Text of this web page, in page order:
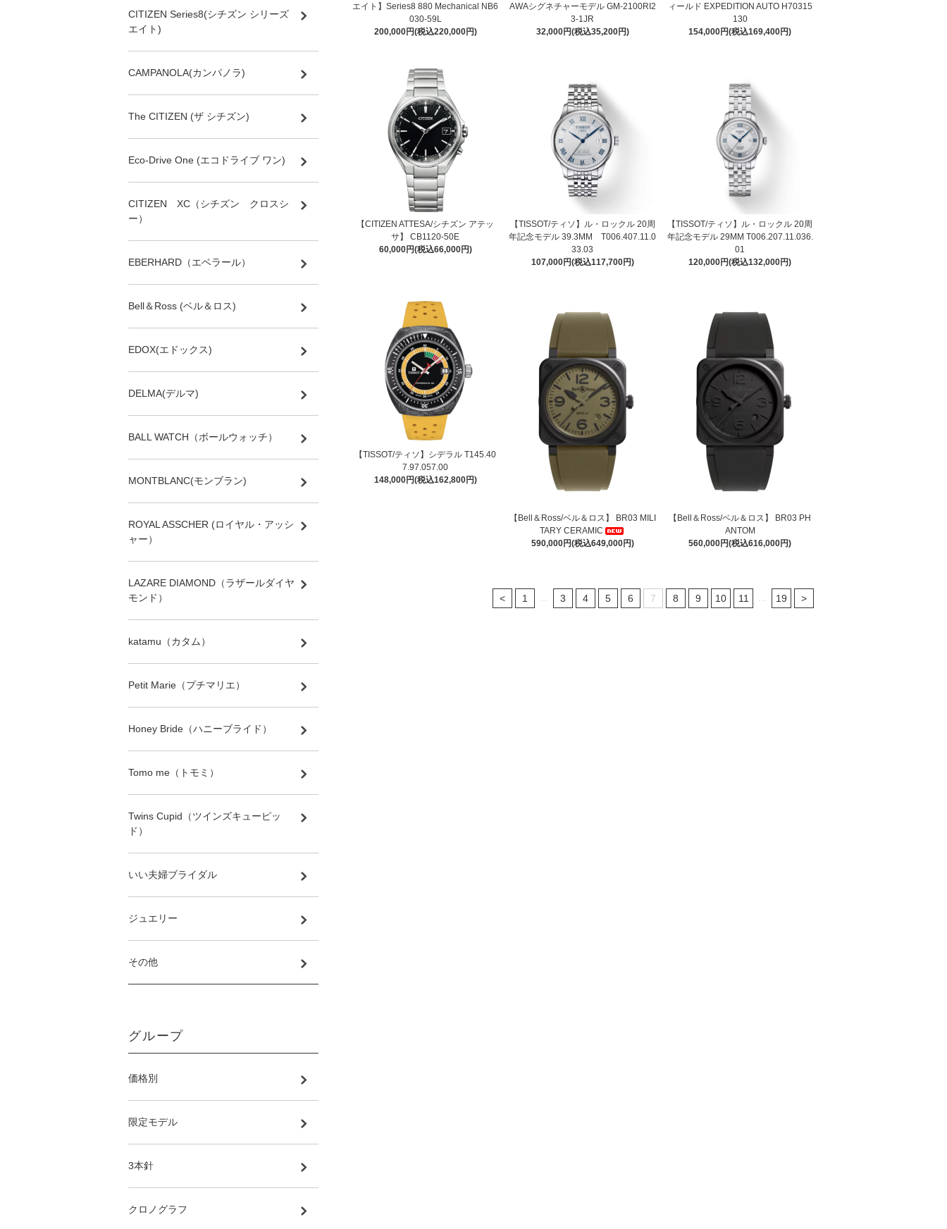
エイト】Series8 880 Mechanical NB6
030-59L
200,000円(税込220,000円)
AWAシグネチャーモデル GM-2100RI2
3-1JR
32,000円(税込35,200円)
ィールド EXPEDITION AUTO H70315
130
154,000円(税込169,400円)
【CITIZEN ATTESA/シチズン アテッ
サ】 CB1120-50E
60,000円(税込66,000円)
【TISSOT/ティソ】ル・ロックル 20周
年記念モデル 39.3MM T006.407.11.0
33.03
107,000円(税込117,700円)
【TISSOT/ティソ】ル・ロックル 20周
年記念モデル 29MM T006.207.11.036.
01
120,000円(税込132,000円)
【TISSOT/ティソ】シデラル T145.40
7.97.057.00
148,000円(税込162,800円)
【Bell＆Ross/ベル＆ロス】 BR03 MILI
TARY CERAMIC
590,000円(税込649,000円)
【Bell＆Ross/ベル＆ロス】 BR03 PH
ANTOM
560,000円(税込616,000円)
< 1 3 4 5 6 7 8 9 10 11 19 >
CITIZEN Series8(シチズン シリーズ
エイト)
CAMPANOLA(カンパノラ)
The CITIZEN (ザ シチズン)
Eco-Drive One (エコドライブ ワン)
CITIZEN XC（シチズン クロスシ
ー）
EBERHARD（エベラール）
Bell＆Ross (ベル＆ロス)
EDOX(エドックス)
DELMA(デルマ)
BALL WATCH（ボールウォッチ）
MONTBLANC(モンブラン)
ROYAL ASSCHER (ロイヤル・アッシ
ャー）
LAZARE DIAMOND（ラザールダイヤ
モンド）
katamu（カタム）
Petit Marie（プチマリエ）
Honey Bride（ハニーブライド）
Tomo me（トモミ）
Twins Cupid（ツインズキューピッ
ド）
いい夫婦ブライダル
ジュエリー
その他
グループ
価格別
限定モデル
3本針
クロノグラフ